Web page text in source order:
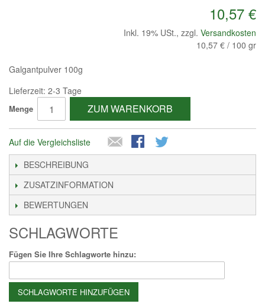
10,57 €
Inkl. 19% USt., zzgl. Versandkosten
10,57 € / 100 gr
Galgantpulver 100g
Lieferzeit: 2-3 Tage
Menge ZUM WARENKORB
Auf die Vergleichsliste
BESCHREIBUNG
ZUSATZINFORMATION
BEWERTUNGEN
SCHLAGWORTE
Fügen Sie Ihre Schlagworte hinzu:
SCHLAGWORTE HINZUFÜGEN